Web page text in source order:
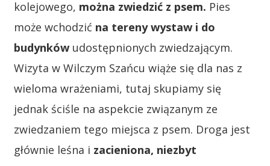
kolejowego, można zwiedzić z psem. Pies
może wchodzić na tereny wystaw i do
budynkówudostępnionych zwiedzającym.
Wizyta w Wilczym Szańcu wiąże się dla nas z
wieloma wrażeniami, tutaj skupiamy się
jednak ściśle na aspekcie związanym ze
zwiedzaniem tego miejsca z psem. Droga jest
głównie leśna i zacieniona, niezbyt